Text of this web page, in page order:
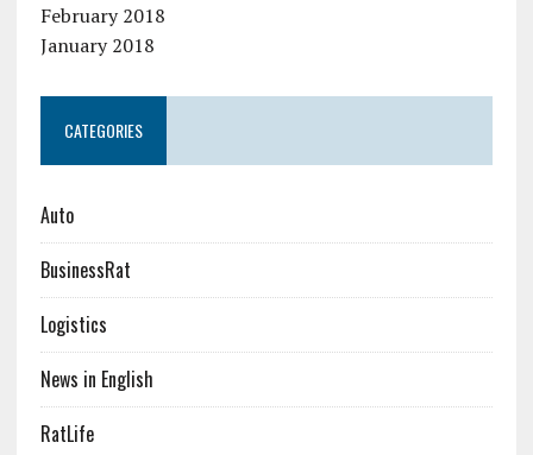
February 2018
January 2018
CATEGORIES
Auto
BusinessRat
Logistics
News in English
RatLife